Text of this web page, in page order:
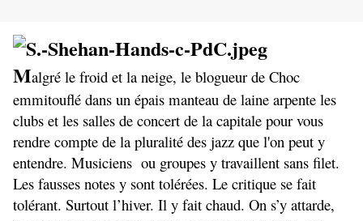
Malgré le froid et la neige, le blogueur de Choc
emmitouflé dans un épais manteau de laine arpente les
clubs et les salles de concert de la capitale pour vous
rendre compte de la pluralité des jazz que l'on peut y
entendre. Musiciens ou groupes y travaillent sans filet.
Les fausses notes y sont tolérées. Le critique se fait
tolérant. Surtout l’hiver. Il y fait chaud. On s’y attarde,